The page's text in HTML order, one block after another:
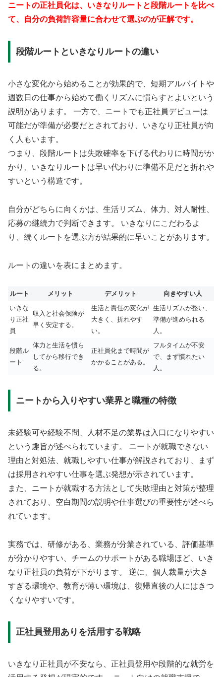
ニートの正社員化は、いきなりルートと段階ルートを比べ
て、自分の負荷許容量に合わせて選ぶのが正解です。
段階ルートといきなりルートの違い
小さな変化から始めることが効果的で、短期アルバイトや
週数日の仕事から始めて働くリズムに慣らすとよいという
説明があります。 一方で、ニートでも正社員デビューは
可能だが準備が必要だとされており、いきなり正社員が向
く人もいます。
つまり、段階ルートは失敗確率を下げる代わりに時間がか
かり、いきなりルートは早い代わりに準備不足だと折れや
すいという構造です。
自分がどちらに向くかは、生活リズム、体力、対人耐性、
応募の継続力で判断できます。 いきなりにこだわるよ
り、続くルートを選ぶ方が結果的に早いことがあります。
ルートの違いを表にまとめます。
ルート メリット デメリット
向きやすい人
いきな
り正社
員
収入と社会保険が
早く安定する。
生活と責任の変化が
大きく、折れやす
い。
生活リズムが整い、
準備が進められる
人。
段階ル
ート
体力と生活を慣ら
してから移行でき
る。
正社員化まで時間が
かかることがある。
フルタイムが不安
で、まず慣れたい
人。
ニートから入りやすい業界と職種の特徴
未経験可や経験不問、人材不足の業界は入口になりやすい
という趣旨が述べられています。 ニートが就職できない
理由と対処法、就職しやすい仕事が解説されており、まず
は採用されやすい仕事を選ぶ発想が示されています。
また、ニートが就職する方法として失敗理由と対策が整理
されており、空白期間の説明や仕事選びの重要性が述べら
れています。
実務では、研修がある、業務が分業されている、評価基準
が分かりやすい、チームのサポートがある職場ほど、いき
なり正社員の負荷が下がります。 逆に、個人裁量が大き
すぎる環境や、教育が薄い環境は、復帰直後の人にはきつ
くなりやすいです。
正社員登用ありを活用する戦略
いきなり正社員が不安なら、正社員登用や段階的な就労を